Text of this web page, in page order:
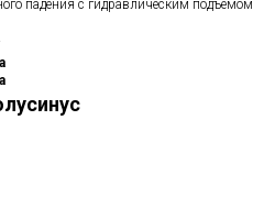
падения с гидравлическим подъемом